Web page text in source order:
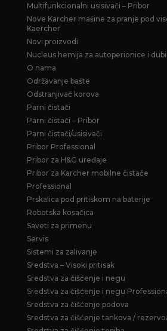
Multifunkcionalni usisivači – Pribor
Nove Karcher mašine za pranje pod
Kaercher
Novi proizvodi
Nucleus hemija za autoperionice i
O nama
Održavanje bašte
Odstranjivač korova
Parni čistači
Parni čistači – Pribor
Parni čistači/usisivači
Pribor Professional
Pribor za H&G uređaje
Pribor za Karcher mobilne čistače
Professional
Prskalica pod pritiskom na baterije
Robotska kosačica
Saveti za primenu
Servis
Sistemi za zalivanje
Sredstva – Visoki pritisak
Sredstva za čišćenje i negu
Sredstva za čišćenje i negu
Sredstva za čišćenje podova
Sredstva za čišćenje tankova /